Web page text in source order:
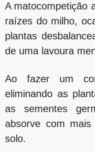
A matocompetição
raízes do milho,
plantas
de uma lavoura
Ao fazer um
eliminando as
as sementes
absorve com
solo.